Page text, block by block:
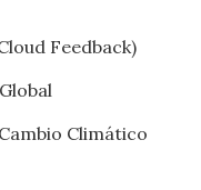
Feedback)
Climático